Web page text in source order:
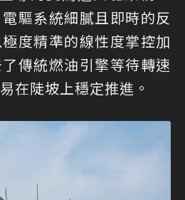
驅系統細膩且即時的反
度精準的線性度掌控加
傳統燃油引擎等待轉速
在陡坡上穩定推進。